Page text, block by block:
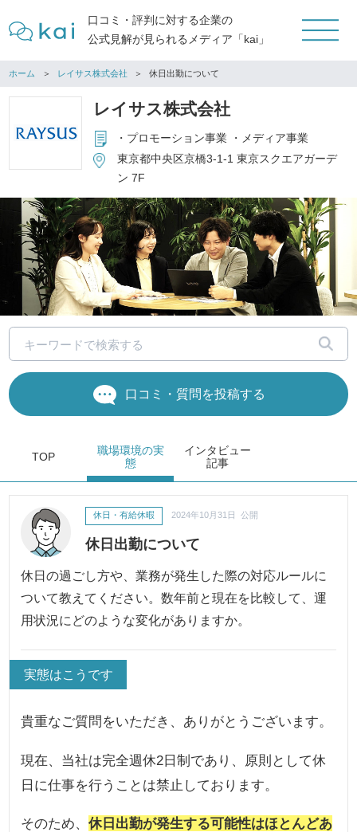
口コミ・評判に対する企業の
公式見解が見られるメディア「kai」
ホーム レイサス株式会社 休日出勤について
レイサス株式会社
・プロモーション事業 ・メディア事業
東京都中央区京橋3-1-1 東京スクエアガーデ
ン 7F
口コミ・質問を投稿する
TOP
職場環境の実
態
インタビュー
記事
休日出勤について
休日・有給休暇 2024年10月31日 公開
休日の過ごし方や、業務が発生した際の対応ルールに
ついて教えてください。数年前と現在を比較して、運
用状況にどのような変化がありますか。
実態はこうです
貴重なご質問をいただき、ありがとうございます。
現在、当社は完全週休2日制であり、原則として休
日に仕事を行うことは禁止しております。
そのため、休日出勤が発生する可能性はほとんどあ